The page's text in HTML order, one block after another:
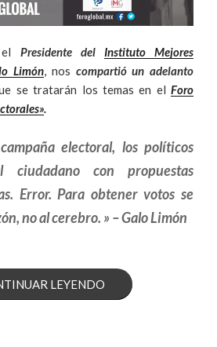
Presidente del Instituto Mejores
Limón, nos compartió un adelanto
se tratarán los temas en el Foro
.
electoral, los políticos
ciudadano con propuestas
Error. Para obtener votos se
no al cerebro. » – Galo Limón
LEYENDO««EL